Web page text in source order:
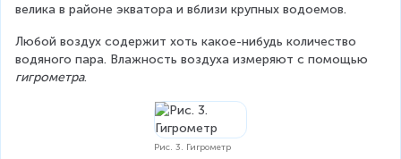
велика в районе экватора и вблизи крупных водоемов.
Любой воздух содержит хоть какое-нибудь количество
водяного пара. Влажность воздуха измеряют с помощью
гигрометра.
Рис. 3. Гигрометр